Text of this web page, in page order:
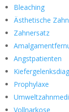
Bleaching
Ästhetische
Zahnersatz
Angstpatienten
Prophylaxe
Vollnarkose